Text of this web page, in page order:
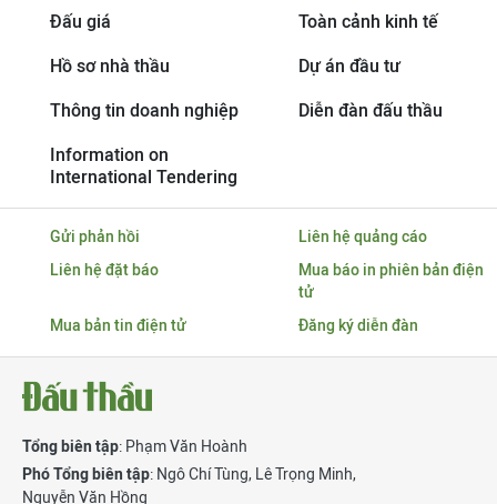
Đấu giá Toàn cảnh kinh tế
Hồ sơ nhà thầu Dự án đầu tư
Thông tin doanh nghiệp Diễn đàn đấu thầu
Information on
International Tendering
Gửi phản hồi
Liên hệ quảng cáo
Liên hệ đặt báo
Mua báo in phiên bản điện
tử
Mua bản tin điện tử
Đăng ký diễn đàn
Tổng biên tập: Phạm Văn Hoành
Phó Tổng biên tập: Ngô Chí Tùng, Lê Trọng Minh,
Nguyễn Văn Hồng